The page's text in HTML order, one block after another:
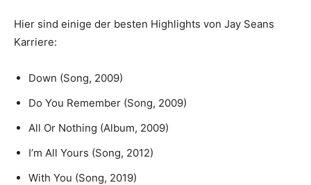
Hier sind einige der besten Highlights von Jay Seans
Karriere:
Down (Song, 2009)
Do You Remember (Song, 2009)
All Or Nothing (Album, 2009)
I’m All Yours (Song, 2012)
With You (Song, 2019)